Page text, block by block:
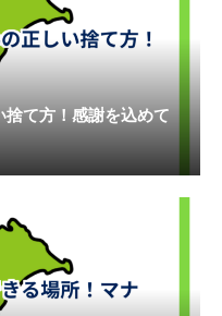
て方！感謝を込めて